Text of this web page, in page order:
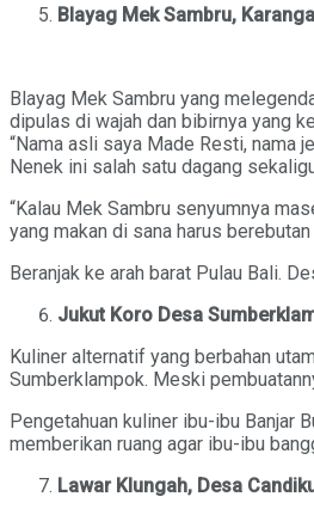
Blayag Mek Sambru,
Blayag Mek Sambru yang
dipulas di wajah dan bibirnya yang
“Nama asli saya Made Resti, nama
Nenek ini salah satu dagang
“Kalau Mek Sambru senyumnya
yang makan di sana harus
Beranjak ke arah barat Pulau Bali.
Jukut Koro Desa
Kuliner alternatif yang berbahan
Sumberklampok. Meski
Pengetahuan kuliner ibu-ibu Banjar
memberikan ruang agar ibu-ibu
Lawar Klungah, Desa